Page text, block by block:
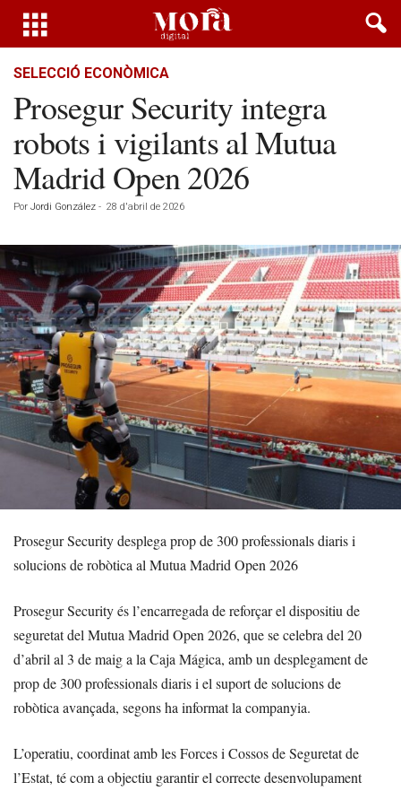
SELECCIÓ ECONÒMICA
Prosegur Security integra
robots i vigilants al Mutua
Madrid Open 2026
Por Jordi González - 28 d'abril de 2026
Prosegur Security desplega prop de 300 professionals diaris i
solucions de robòtica al Mutua Madrid Open 2026
Prosegur Security és l’encarregada de reforçar el dispositiu de
seguretat del Mutua Madrid Open 2026, que se celebra del 20
d’abril al 3 de maig a la Caja Mágica, amb un desplegament de
prop de 300 professionals diaris i el suport de solucions de
robòtica avançada, segons ha informat la companyia.
L’operatiu, coordinat amb les Forces i Cossos de Seguretat de
l’Estat, té com a objectiu garantir el correcte desenvolupament